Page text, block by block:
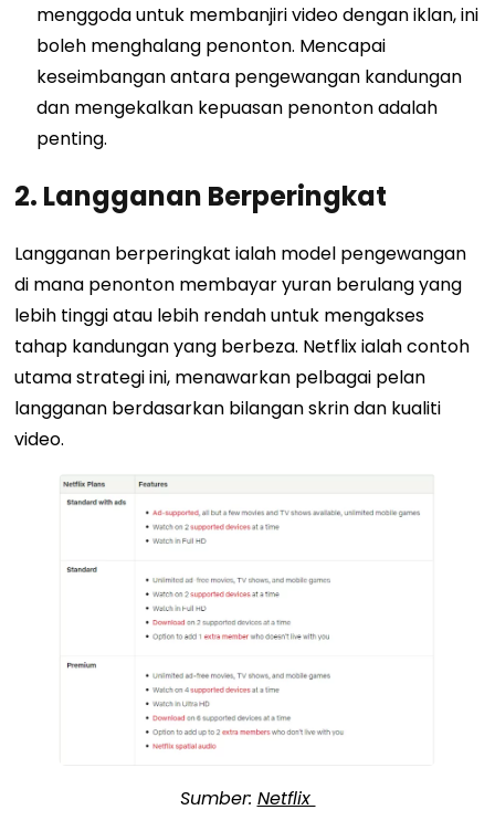
menggoda untuk membanjiri video dengan iklan, ini
boleh menghalang penonton. Mencapai
keseimbangan antara pengewangan kandungan
dan mengekalkan kepuasan penonton adalah
penting.
2. Langganan Berperingkat
Langganan berperingkat ialah model pengewangan
di mana penonton membayar yuran berulang yang
lebih tinggi atau lebih rendah untuk mengakses
tahap kandungan yang berbeza. Netflix ialah contoh
utama strategi ini, menawarkan pelbagai pelan
langganan berdasarkan bilangan skrin dan kualiti
video.
Sumber: Netflix